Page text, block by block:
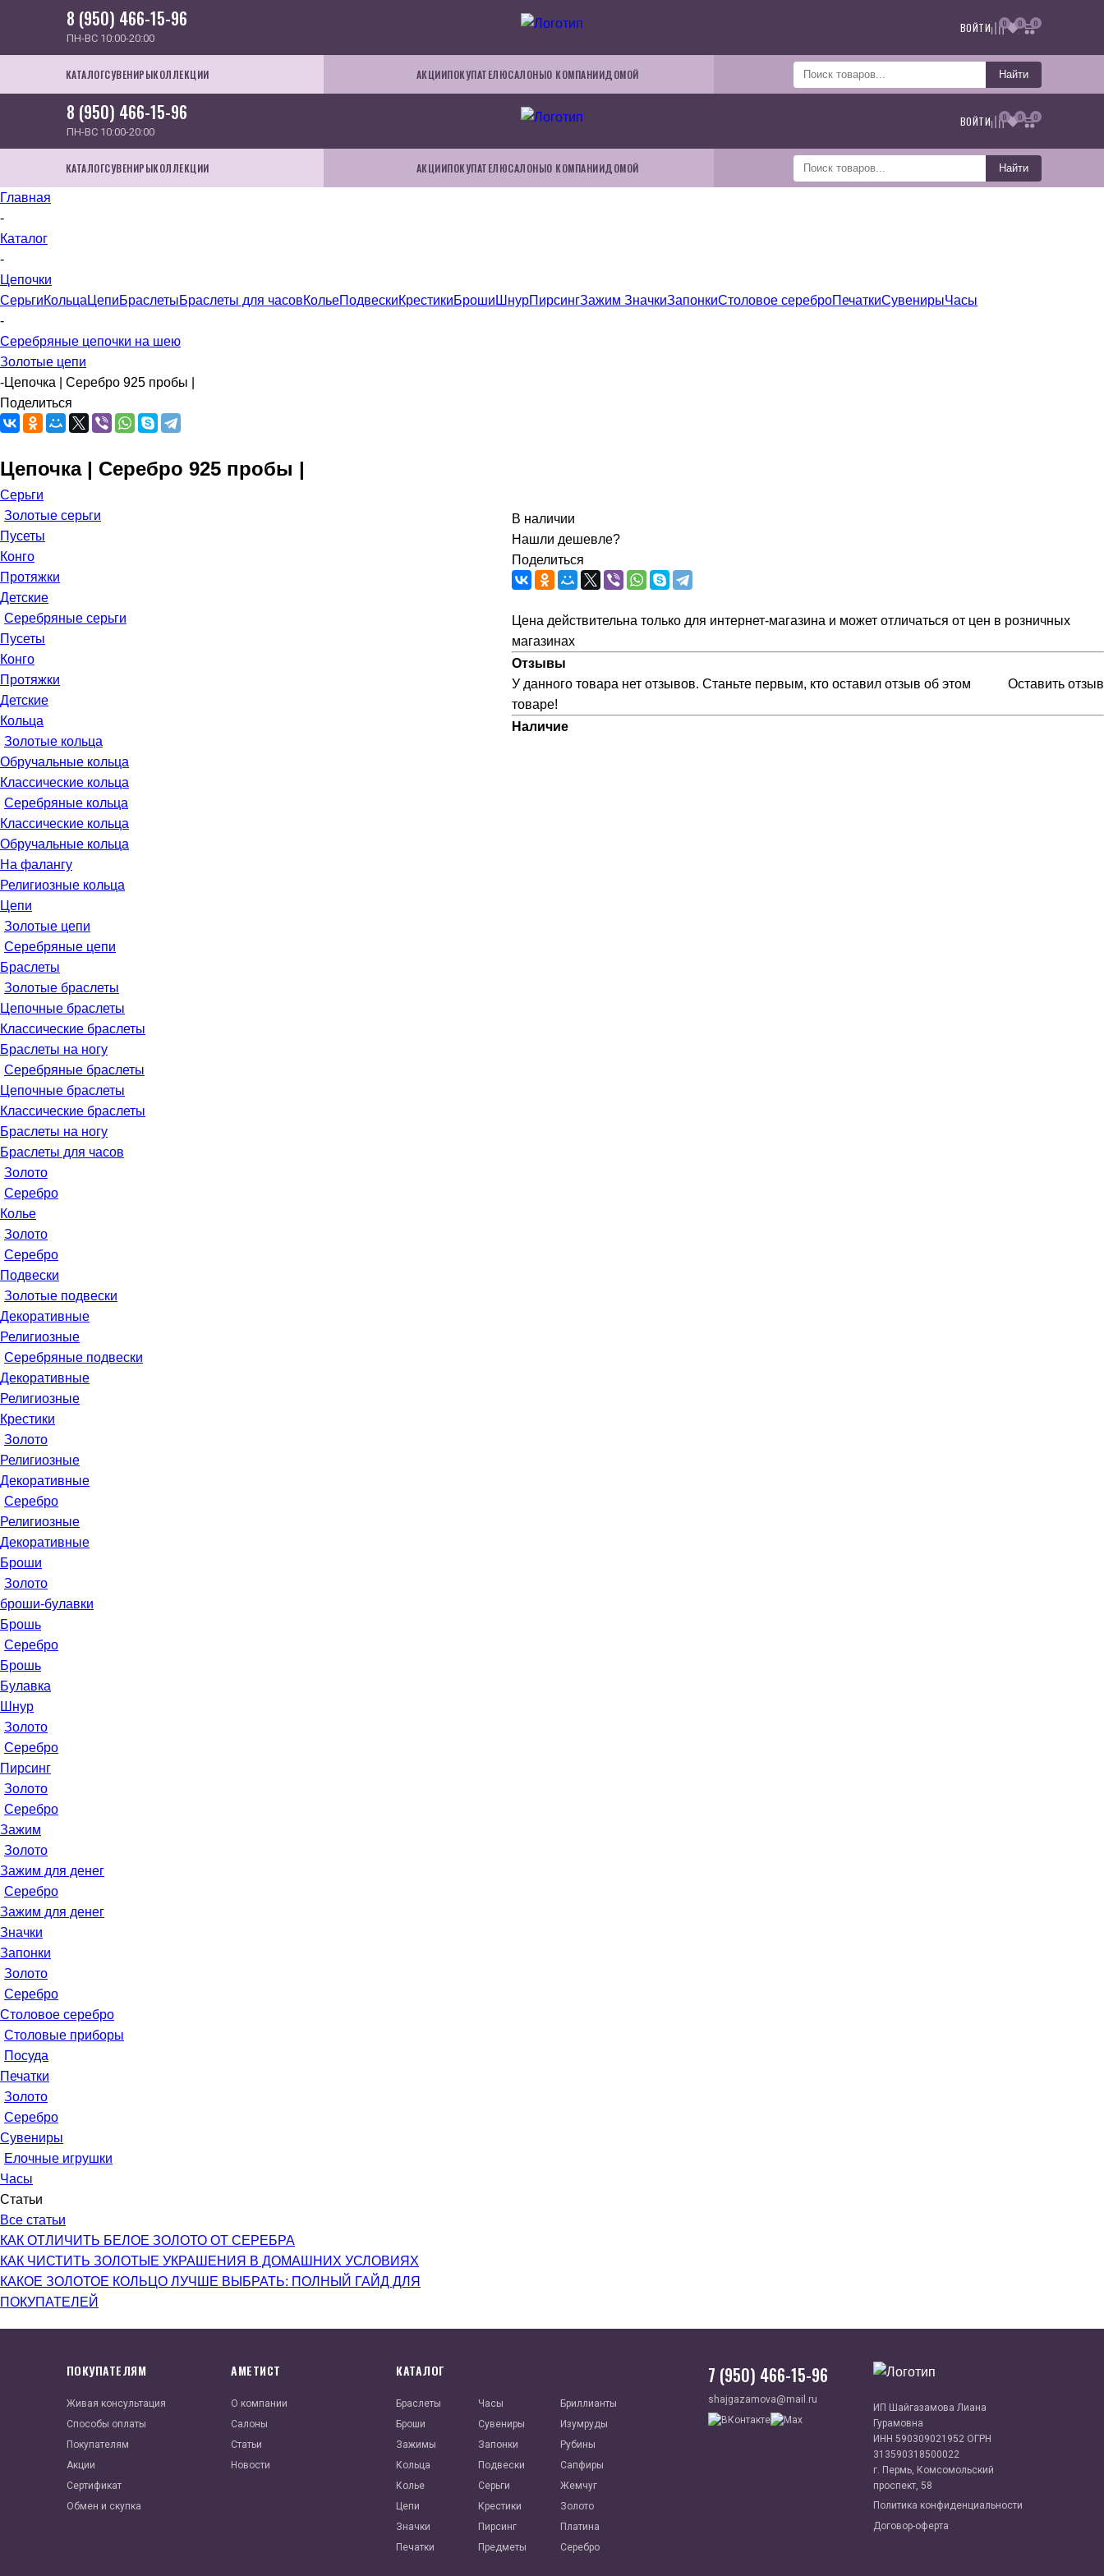
8 (950) 466-15-96
ПН-ВС 10:00-20:00
ВОЙТИ 0 0 0
КАТАЛОГСУВЕНИРЫКОЛЛЕКЦИИ АКЦИИПОКУПАТЕЛЮСАЛОНЫО КОМПАНИИДОМОЙ Найти
8 (950) 466-15-96
ПН-ВС 10:00-20:00
ВОЙТИ 0 0 0
КАТАЛОГСУВЕНИРЫКОЛЛЕКЦИИ АКЦИИПОКУПАТЕЛЮСАЛОНЫО КОМПАНИИДОМОЙ Найти
Главная
-
Каталог
-
Цепочки
СерьгиКольца ЦепиБраслетыБраслеты для часовКольеПодвескиКрестикиБроши ШнурПирсингЗажим ЗначкиЗапонкиСтоловое сереброПечаткиСувенирыЧасы
-
Серебряные цепочки на шею
Золотые цепи
-Цепочка | Серебро 925 пробы |
Поделиться
Цепочка | Серебро 925 пробы |
В наличии
Нашли дешевле?
Поделиться
Цена действительна только для интернет-магазина и может отличаться от цен в розничных
магазинах
Отзывы
Оставить отзыв
У данного товара нет отзывов. Станьте первым, кто оставил отзыв об этом
товаре!
Наличие
Серьги
Золотые серьги
Пусеты
Конго
Протяжки
Детские
Серебряные серьги
Пусеты
Конго
Протяжки
Детские
Кольца
Золотые кольца
Обручальные кольца
Классические кольца
Серебряные кольца
Классические кольца
Обручальные кольца
На фалангу
Религиозные кольца
Цепи
Золотые цепи
Серебряные цепи
Браслеты
Золотые браслеты
Цепочные браслеты
Классические браслеты
Браслеты на ногу
Серебряные браслеты
Цепочные браслеты
Классические браслеты
Браслеты на ногу
Браслеты для часов
Золото
Серебро
Колье
Золото
Серебро
Подвески
Золотые подвески
Декоративные
Религиозные
Серебряные подвески
Декоративные
Религиозные
Крестики
Золото
Религиозные
Декоративные
Серебро
Религиозные
Декоративные
Броши
Золото
броши-булавки
Брошь
Серебро
Брошь
Булавка
Шнур
Золото
Серебро
Пирсинг
Золото
Серебро
Зажим
Золото
Зажим для денег
Серебро
Зажим для денег
Значки
Запонки
Золото
Серебро
Столовое серебро
Столовые приборы
Посуда
Печатки
Золото
Серебро
Сувениры
Елочные игрушки
Часы
Статьи
Все статьи
КАК ОТЛИЧИТЬ БЕЛОЕ ЗОЛОТО ОТ СЕРЕБРА
КАК ЧИСТИТЬ ЗОЛОТЫЕ УКРАШЕНИЯ В ДОМАШНИХ УСЛОВИЯХ
КАКОЕ ЗОЛОТОЕ КОЛЬЦО ЛУЧШЕ ВЫБРАТЬ: ПОЛНЫЙ ГАЙД ДЛЯ
ПОКУПАТЕЛЕЙ
ПОКУПАТЕЛЯМ
Живая консультация
Способы оплаты
Покупателям
Акции
Сертификат
Обмен и скупка
АМЕТИСТ
О компании
Салоны
Статьи
Новости
КАТАЛОГ
Браслеты
Броши
Зажимы
Кольца
Колье
Цепи
Значки
Печатки
Часы
Сувениры
Запонки
Подвески
Серьги
Крестики
Пирсинг
Предметы
Бриллианты
Изумруды
Рубины
Сапфиры
Жемчуг
Золото
Платина
Серебро
7 (950) 466-15-96
shajgazamova@mail.ru
ИП Шайгазамова Лиана
Гурамовна
ИНН 590309021952 ОГРН
313590318500022
г. Пермь, Комсомольский
проспект, 58
Политика конфиденциальности
Договор-оферта